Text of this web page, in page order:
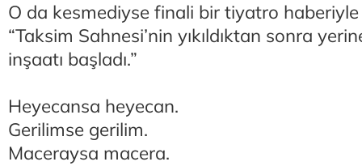
O da kesmediyse finali bir tiyatro haberiyle
“Taksim Sahnesi’nin yıkıldıktan sonra
inşaatı başladı.”
Heyecansa heyecan.
Gerilimse gerilim.
Maceraysa macera.